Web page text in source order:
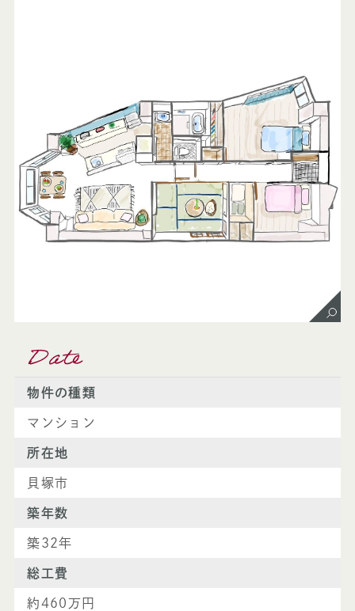
Date
物件の種類
マンション
所在地
貝塚市
築年数
築32年
総⼯費
約460万円